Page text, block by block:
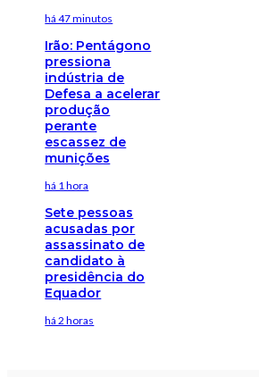
há 47 minutos
Irão: Pentágono
pressiona
indústria de
Defesa a acelerar
produção
perante
escassez de
munições
há 1 hora
Sete pessoas
acusadas por
assassinato de
candidato à
presidência do
Equador
há 2 horas